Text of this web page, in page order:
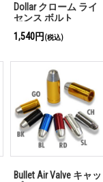
Dollar クローム ライ
センス ボルト
1,540円 (税込)
Bullet Air Valve キャッ